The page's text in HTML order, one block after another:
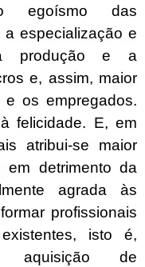
egoísmo das
especialização e
produção e a
e, assim, maior
os empregados.
felicidade. E, em
atribui-se maior
detrimento da
agrada às
profissionais
isto é,
aquisição de